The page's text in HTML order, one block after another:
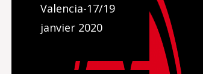
Valencia-17/19
janvier 2020